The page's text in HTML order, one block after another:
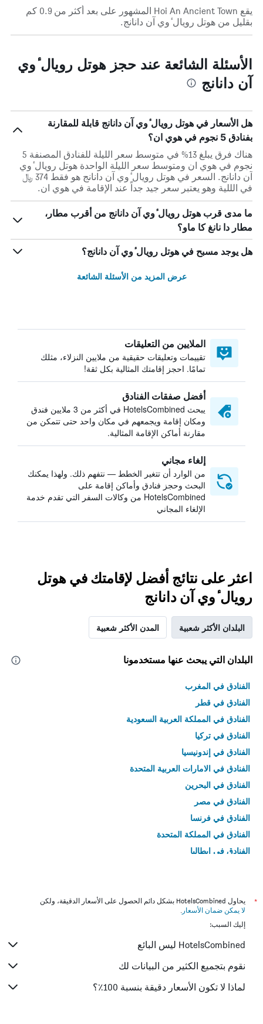
يقع Hoi An Ancient Town المشهور على بعد أكثر من 0.9 كم
بقليل من هوتل رويال ٔوي آن دانانج.
الأسئلة الشائعة عند حجز هوتل رويال ٔوي
آن دانانج
هل الأسعار في هوتل رويال ٔوي آن دانانج قابلة للمقارنة
بفنادق 5 نجوم في هوي ان؟
هناك فرق يبلغ 13% في متوسط ​​سعر الليلة للفنادق المصنفة 5
نجوم في هوي ان ومتوسط ​​سعر الليلة الواحدة هوتل رويال ٔوي
آن دانانج. السعر في هوتل رويال ٔوي آن دانانج هو فقط 374 ﷼
في الللية وهو يعتبر سعر جيد جداً عند الإقامة في هوي ان.
ما مدى قرب هوتل رويال ٔوي آن دانانج من أقرب مطار،
مطار دا نانغ كا ماو؟
هل يوجد مسبح في هوتل رويال ٔوي آن دانانج؟
عرض المزيد من الأسئلة الشائعة
الملايين من التعليقات
تقييمات وتعليقات حقيقية من ملايين النزلاء، مثلك
تمامًا. احجز إقامتك المثالية بكل ثقة!
أفضل صفقات الفنادق
يبحث HotelsCombined في أكثر من 3 ملايين فندق
ومكان إقامة ويجمعهم في مكان واحد حتى تتمكن من
مقارنة أماكن الإقامة المثالية.
إلغاء مجاني
من الوارد أن تتغير الخطط — نتفهم ذلك. ولهذا يمكنك
البحث وحجز فنادق وأماكن إقامة على
HotelsCombined من وكالات السفر التي تقدم خدمة
الإلغاء المجاني
اعثر على نتائج أفضل لإقامتك في هوتل
رويال ٔوي آن دانانج
البلدان الأكثر شعبية المدن الأكثر شعبية
البلدان التي يبحث عنها مستخدمونا
الفنادق في المغرب
الفنادق في قطر
الفنادق في المملكة العربية السعودية
الفنادق في تركيا
الفنادق في إندونيسيا
الفنادق في الامارات العربية المتحدة
الفنادق في البحرين
الفنادق في مصر
الفنادق في فرنسا
الفنادق في المملكة المتحدة
الفنادق في إيطاليا
*
يحاول HotelsCombined بشكل دائم الحصول على الأسعار الدقيقة، ولكن
لا يمكن ضمان الأسعار .
إليك السبب:
HotelsCombined ليس البائع
نقوم بتجميع الكثير من البيانات لك
لماذا لا تكون الأسعار دقيقة بنسبة 100٪؟